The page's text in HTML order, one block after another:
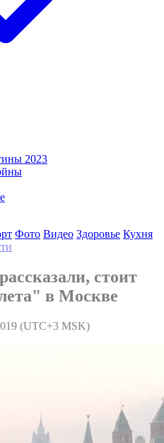
2023
Фото Видео Здоровье Кухня
стоит
в Москве
(UTC+3 MSK)